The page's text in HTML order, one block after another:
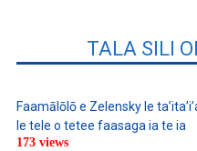
TALA SILI
Faamālōlō e Zelensky le
le tele o tetee faasaga ia te ia
173 views